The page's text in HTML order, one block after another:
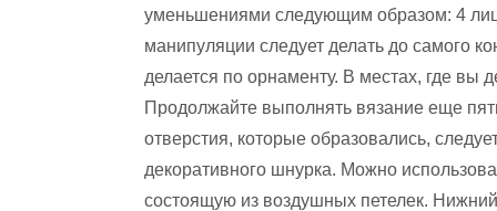
уменьшениями следующим образом: 4
манипуляции следует делать до самого
делается по орнаменту. В местах, где вы
Продолжайте выполнять вязание еще
отверстия, которые образовались,
декоративного шнурка. Можно
состоящую из воздушных петелек.